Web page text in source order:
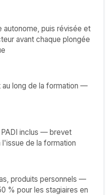
autonome, puis révisée et
avant chaque plongée
au long de la formation —
inclus — brevet
l'issue de la formation
produits personnels —
% pour les stagiaires en